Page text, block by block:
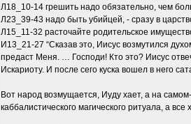
Л18_10-14 грешить надо обязательно, чем
Л23_39-43 надо быть убийцей, - сразу в
Л15_11-32 расточайте родительское
И13_21-27 “Сказав это, Иисус возмутился
предаст Меня. … Господи! Кто это? Иисус
Искариоту. И после сего куска вошел в него
Вот народ возмущается, Иуду хает, а на
каббалистического магического ритуала, а